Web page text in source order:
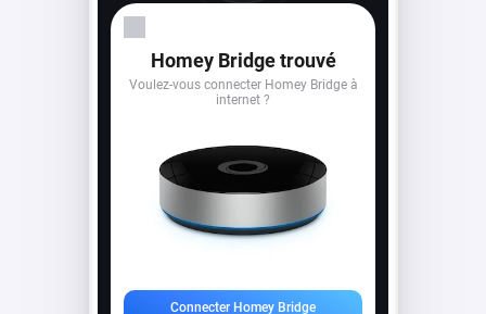
Homey Bridge trouvé
Voulez-vous connecter Homey Bridge à
internet ?
Connecter Homey Bridge